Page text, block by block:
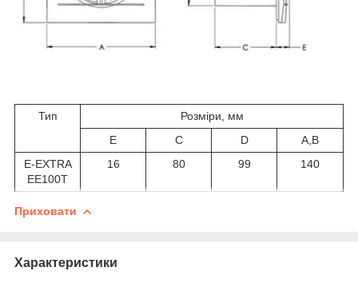
Тип
Розміри, мм
Е
C D
A,В
E-EXTRA
EЕ100T
16 80 99 140
Приховати
Характеристики